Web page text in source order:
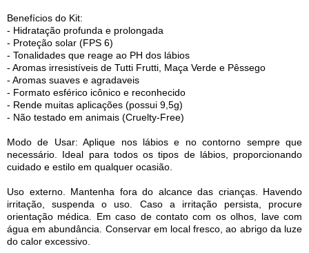
Benefícios do Kit:
- Hidratação profunda e prolongada
- Proteção solar (FPS 6)
- Tonalidades que reage ao PH dos lábios
- Aromas irresistíveis de Tutti Frutti, Maça Verde e Pêssego
- Aromas suaves e agradaveis
- Formato esférico icônico e reconhecido
- Rende muitas aplicações (possui 9,5g)
- Não testado em animais (Cruelty-Free)
Modo de Usar: Aplique nos lábios e no contorno sempre que
necessário. Ideal para todos os tipos de lábios, proporcionando
cuidado e estilo em qualquer ocasião.
Uso externo. Mantenha fora do alcance das crianças. Havendo
irritação, suspenda o uso. Caso a irritação persista, procure
orientação médica. Em caso de contato com os olhos, lave com
água em abundância. Conservar em local fresco, ao abrigo da luze
do calor excessivo.